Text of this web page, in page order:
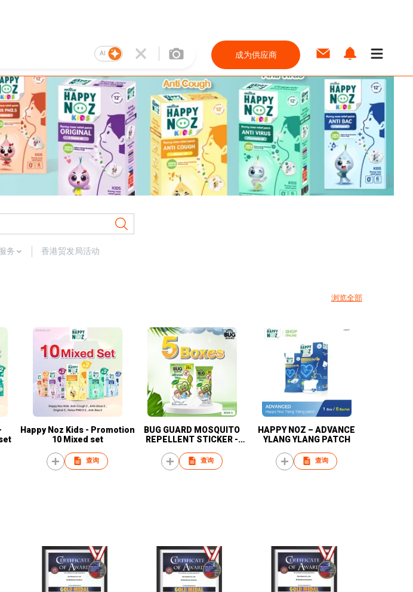
AI 成为供应商
务 香港贸发局活动
浏览全部
Happy Noz Kids - Promotion
10 Mixed set
查询
BUG GUARD MOSQUITO
REPELLENT STICKER -
查询
HAPPY NOZ – ADVANCE
YLANG YLANG PATCH
查询